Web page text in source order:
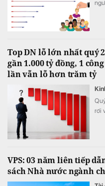
Top DN lỗ lớn nhất quý
gần 1.000 tỷ đồng, 1
lần vẫn lỗ hơn trăm tỷ
rơi
VPS: 03 năm liên tiếp
sách Nhà nước ngành